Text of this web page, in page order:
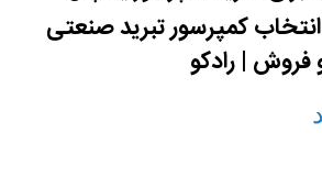
کمپرسور تبرید صنعتی
فروش | رادکو